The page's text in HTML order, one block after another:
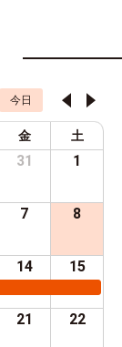
今日
金 土
31 1
7 8
14 15
21 22